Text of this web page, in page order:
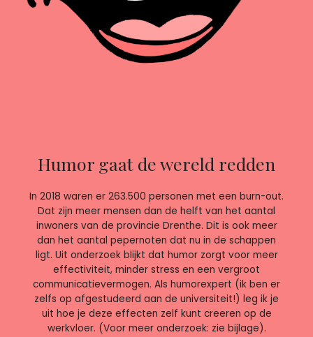
Humor gaat de wereld redden
In 2018 waren er 263.500 personen met een burn-out.
Dat zijn meer mensen dan de helft van het aantal
inwoners van de provincie Drenthe. Dit is ook meer
dan het aantal pepernoten dat nu in de schappen
ligt. Uit onderzoek blijkt dat humor zorgt voor meer
effectiviteit, minder stress en een vergroot
communicatievermogen. Als humorexpert (ik ben er
zelfs op afgestudeerd aan de universiteit!) leg ik je
uit hoe je deze effecten zelf kunt creeren op de
werkvloer. (Voor meer onderzoek: zie bijlage).